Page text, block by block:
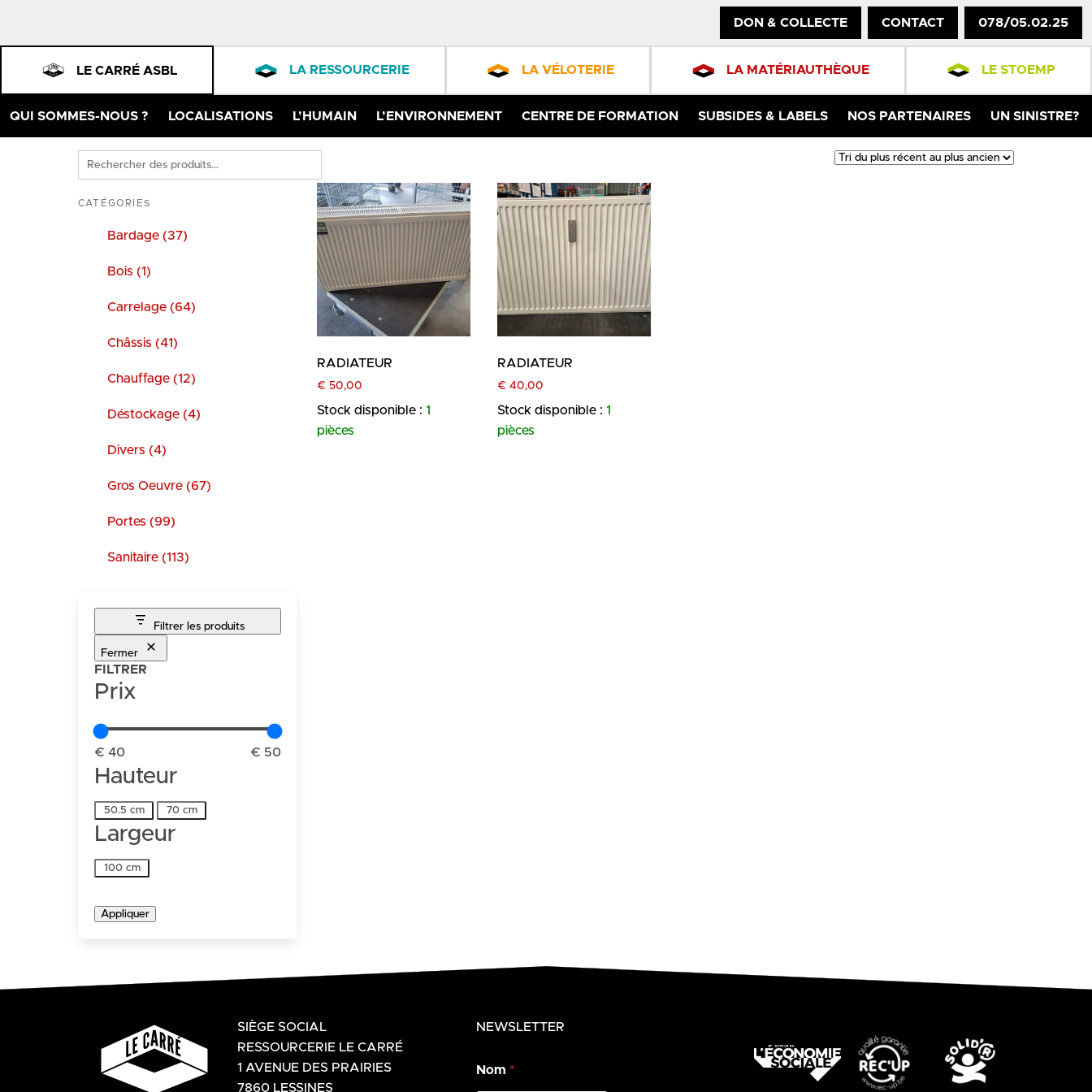
DON & COLLECTE CONTACT 078/05.02.25
LE CARRÉ ASBL LA RESSOURCERIE LA VÉLOTERIE LA MATÉRIAUTHÈQUE LE STOEMP
QUI SOMMES-NOUS ? LOCALISATIONS L’HUMAIN L’ENVIRONNEMENT CENTRE DE FORMATION SUBSIDES & LABELS NOS PARTENAIRES UN SINISTRE?
Rechercher
des
produits
CATÉGORIES
Bardage (37)
Bois (1)
Carrelage (64)
Châssis (41)
Chauffage (12)
Déstockage (4)
Divers (4)
Gros Oeuvre (67)
Portes (99)
Sanitaire (113)
Filtrer les produits
Fermer
FILTRER
Prix
€ 40 € 50
Hauteur
Hauteur
50.5 cm 70 cm
Largeur
Largeur
100 cm
Appliquer
RADIATEUR
€ 50,00
Stock disponible : 1
pièces
RADIATEUR
€ 40,00
Stock disponible : 1
pièces
SIÈGE SOCIAL
RESSOURCERIE LE CARRÉ
1 AVENUE DES PRAIRIES
7860 LESSINES
NEWSLETTER
Nom *